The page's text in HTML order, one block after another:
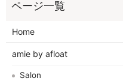
Home
amie by afloat
Salon